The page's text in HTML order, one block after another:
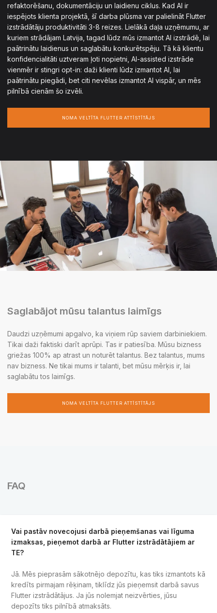
refaktorēšanu, dokumentāciju un laidienu ciklus. Kad AI ir
iespējots klienta projektā, šī darba plūsma var palielināt Flutter
izstrādātāju produktivitāti 3-8 reizes. Lielākā daļa uzņēmumu, ar
kuriem strādājam Latvija, tagad lūdz mūs izmantot AI izstrādē, lai
paātrinātu laidienus un saglabātu konkurētspēju. Tā kā klientu
konfidencialitāti uztveram ļoti nopietni, AI-assisted izstrāde
vienmēr ir stingri opt-in: daži klienti lūdz izmantot AI, lai
paātrinātu piegādi, bet citi nevēlas izmantot AI vispār, un mēs
pilnībā cienām šo izvēli.
NOMA VELTĪTA FLUTTER ATTĪSTĪTĀJS
Saglabājot mūsu talantus laimīgs
Daudzi uzņēmumi apgalvo, ka viņiem rūp saviem darbiniekiem.
Tikai daži faktiski darīt aprūpi. Tas ir patiesība. Mūsu bizness
griežas 100% ap atrast un noturēt talantus. Bez talantus, mums
nav bizness. Ne tikai mums ir talanti, bet mūsu mērķis ir, lai
saglabātu tos laimīgs.
NOMA VELTĪTA FLUTTER ATTĪSTĪTĀJS
FAQ
Vai pastāv novecojusi darbā pieņemšanas vai līguma
izmaksas, pieņemot darbā ar Flutter izstrādātājiem ar
TE?
Jā. Mēs pieprasām sākotnējo depozītu, kas tiks izmantots kā
kredīts pirmajam rēķinam, tiklīdz jūs pieņemsit darbā savus
Flutter izstrādātājus. Ja jūs nolemjat neizvērties, jūsu
depozīts tiks pilnībā atmaksāts.